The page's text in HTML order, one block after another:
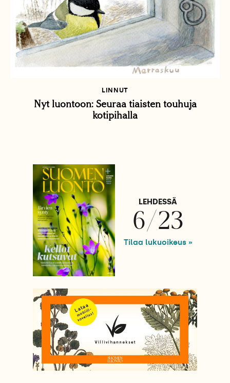
LINNUT
Nyt luontoon: Seuraa tiaisten touhuja
kotipihalla
LEHDESSÄ
6/23
Tilaa lukuoikeus »